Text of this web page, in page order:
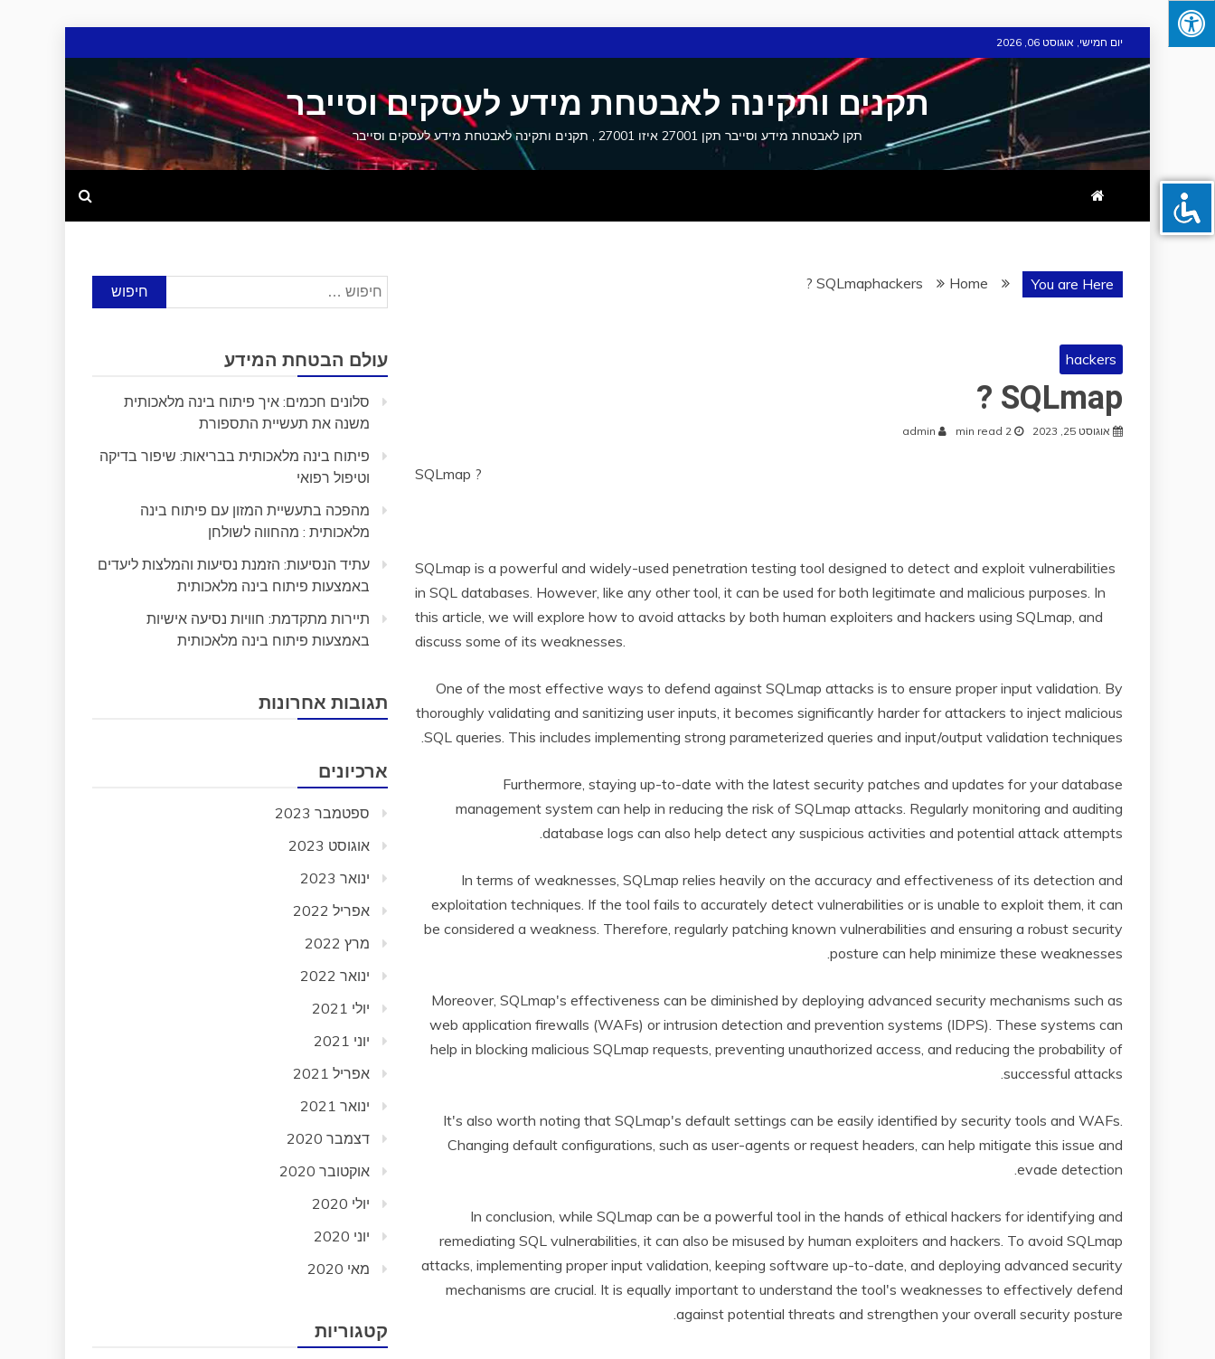
to
content
יום חמישי, אוגוסט 06, 2026
תקנים ותקינה לאבטחת מידע לעסקים וסייבר
תקן לאבטחת מידע וסייבר תקן 27001 איזו 27001 , תקנים ותקינה לאבטחת מידע לעסקים וסייבר
You are Here
Home
hackers
SQLmap ?
hackers
SQLmap ?
אוגוסט 25, 2023 2 min read
admin
SQLmap ?
SQLmap is a powerful and widely-used penetration testing tool designed to detect and exploit vulnerabilities
in SQL databases. However, like any other tool, it can be used for both legitimate and malicious purposes. In
this article, we will explore how to avoid attacks by both human exploiters and hackers using SQLmap, and
discuss some of its weaknesses.
One of the most effective ways to defend against SQLmap attacks is to ensure proper input validation. By
thoroughly validating and sanitizing user inputs, it becomes significantly harder for attackers to inject malicious
SQL queries. This includes implementing strong parameterized queries and input/output validation techniques.
Furthermore, staying up-to-date with the latest security patches and updates for your database
management system can help in reducing the risk of SQLmap attacks. Regularly monitoring and auditing
database logs can also help detect any suspicious activities and potential attack attempts.
In terms of weaknesses, SQLmap relies heavily on the accuracy and effectiveness of its detection and
exploitation techniques. If the tool fails to accurately detect vulnerabilities or is unable to exploit them, it can
be considered a weakness. Therefore, regularly patching known vulnerabilities and ensuring a robust security
posture can help minimize these weaknesses.
Moreover, SQLmap's effectiveness can be diminished by deploying advanced security mechanisms such as
web application firewalls (WAFs) or intrusion detection and prevention systems (IDPS). These systems can
help in blocking malicious SQLmap requests, preventing unauthorized access, and reducing the probability of
successful attacks.
It's also worth noting that SQLmap's default settings can be easily identified by security tools and WAFs.
Changing default configurations, such as user-agents or request headers, can help mitigate this issue and
evade detection.
In conclusion, while SQLmap can be a powerful tool in the hands of ethical hackers for identifying and
remediating SQL vulnerabilities, it can also be misused by human exploiters and hackers. To avoid SQLmap
attacks, implementing proper input validation, keeping software up-to-date, and deploying advanced security
mechanisms are crucial. It is equally important to understand the tool's weaknesses to effectively defend
against potential threats and strengthen your overall security posture.
חיפוש:
עולם הבטחת המידע
סלונים חכמים: איך פיתוח בינה מלאכותית
משנה את תעשיית התספורת
פיתוח בינה מלאכותית בבריאות: שיפור בדיקה
וטיפול רפואי
מהפכה בתעשיית המזון עם פיתוח בינה
מלאכותית : מהחווה לשולחן
עתיד הנסיעות: הזמנת נסיעות והמלצות ליעדים
באמצעות פיתוח בינה מלאכותית
תיירות מתקדמת: חוויות נסיעה אישיות
באמצעות פיתוח בינה מלאכותית
תגובות אחרונות
ארכיונים
ספטמבר 2023
אוגוסט 2023
ינואר 2023
אפריל 2022
מרץ 2022
ינואר 2022
יולי 2021
יוני 2021
אפריל 2021
ינואר 2021
דצמבר 2020
אוקטובר 2020
יולי 2020
יוני 2020
מאי 2020
קטגוריות